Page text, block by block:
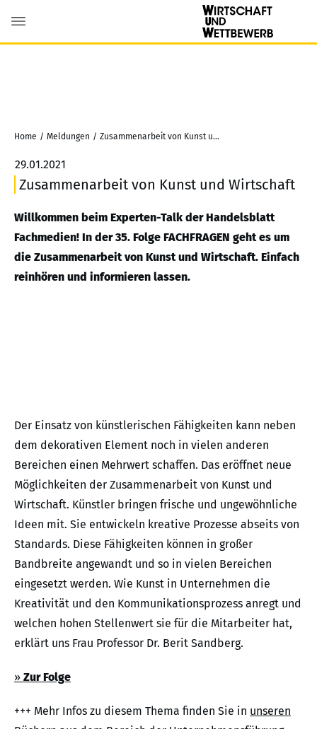
Home / Meldungen / Zusammenarbeit von Kunst und Wirtschaft
29.01.2021
Zusammenarbeit von Kunst und Wirtschaft
Willkommen beim Experten-Talk der Handelsblatt
Fachmedien! In der 35. Folge FACHFRAGEN geht es um
die Zusammenarbeit von Kunst und Wirtschaft. Einfach
reinhören und informieren lassen.
Der Einsatz von künstlerischen Fähigkeiten kann neben
dem dekorativen Element noch in vielen anderen
Bereichen einen Mehrwert schaffen. Das eröffnet neue
Möglichkeiten der Zusammenarbeit von Kunst und
Wirtschaft. Künstler bringen frische und ungewöhnliche
Ideen mit. Sie entwickeln kreative Prozesse abseits von
Standards. Diese Fähigkeiten können in großer
Bandbreite angewandt und so in vielen Bereichen
eingesetzt werden. Wie Kunst in Unternehmen die
Kreativität und den Kommunikationsprozess anregt und
welchen hohen Stellenwert sie für die Mitarbeiter hat,
erklärt uns Frau Professor Dr. Berit Sandberg.
» Zur Folge
+++ Mehr Infos zu diesem Thema finden Sie in unseren